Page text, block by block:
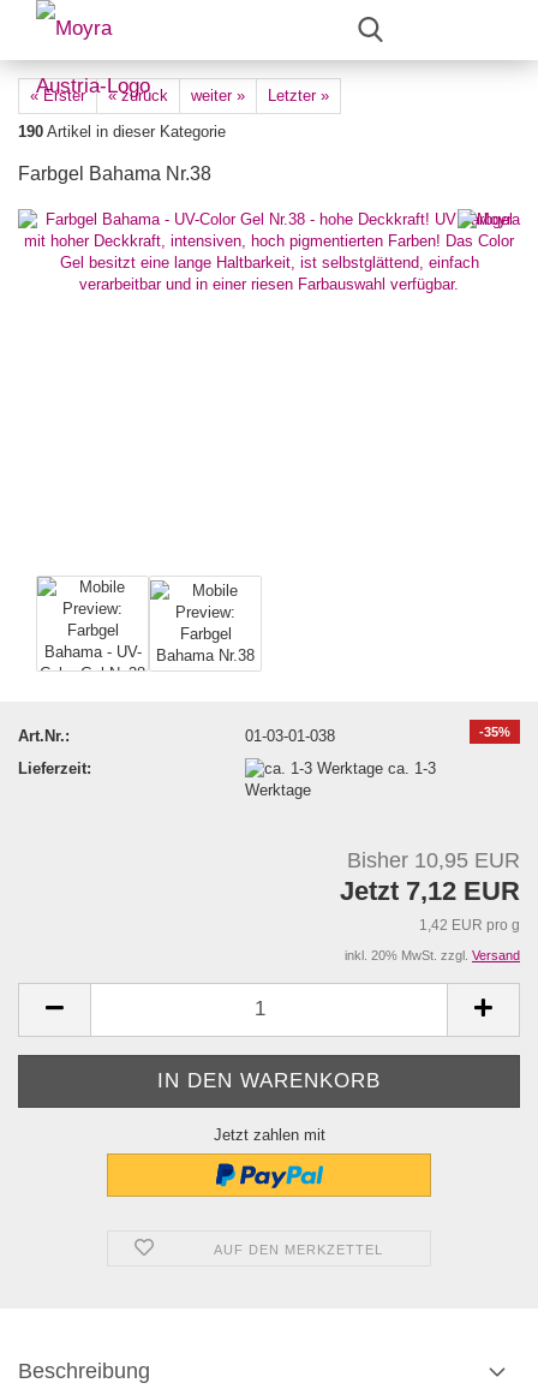
« Erster « zurück weiter »
Letzter »
190 Artikel in dieser Kategorie
Farbgel Bahama Nr.38
-35%
Art.Nr.:
01-03-01-038
Lieferzeit:
ca. 1-3
Werktage
Bisher 10,95 EUR
Jetzt 7,12 EUR
1,42 EUR pro g
inkl. 20% MwSt. zzgl. Versand
Jetzt zahlen mit
AUF DEN MERKZETTEL
Beschreibung